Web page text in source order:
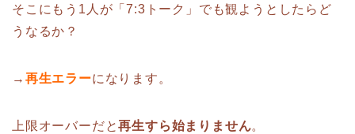
そこにもう1人が「7:3トーク」でも観ようとしたらど
うなるか？
→ 再生エラーになります。
上限オーバーだと再生すら始まりません。